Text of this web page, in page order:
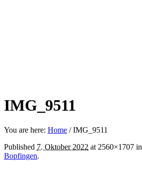
IMG_9511
You are here: Home /IMG_9511
Published 7. Oktober 2022 at 2560×1707 in
Bopfingen.